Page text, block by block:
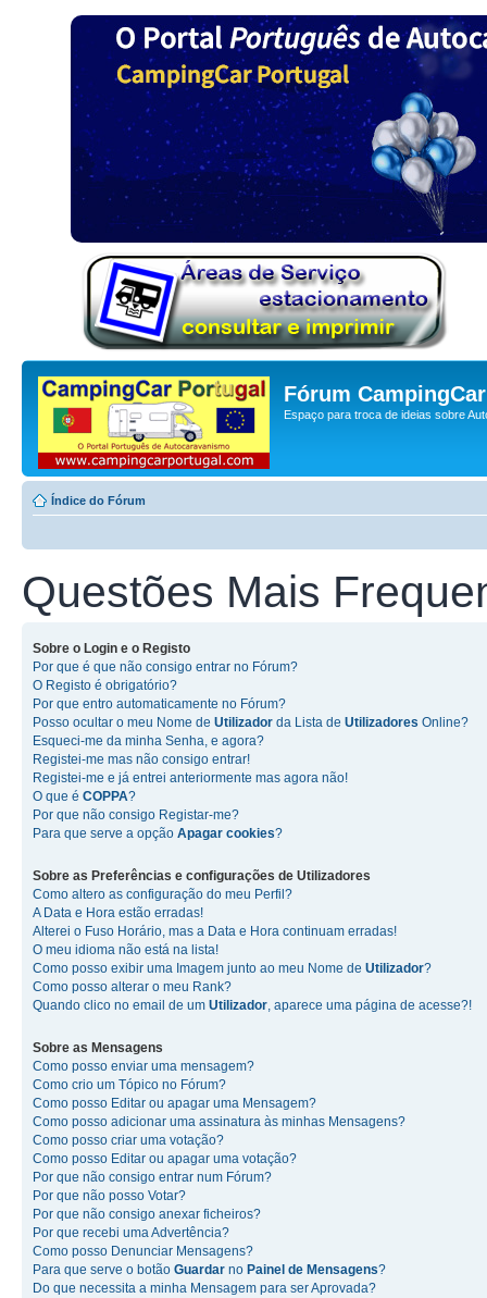
Fórum
Espaço para troca de ideias sobre
Índice do Fórum
Questões Mais
Sobre o Login e o Registo
Por que é que não consigo entrar no Fórum?
O Registo é obrigatório?
Por que entro automaticamente no Fórum?
Posso ocultar o meu Nome de Utilizador da Lista de Utilizadores Online?
Esqueci-me da minha Senha, e agora?
Registei-me mas não consigo entrar!
Registei-me e já entrei anteriormente mas agora não!
O que é COPPA?
Por que não consigo Registar-me?
Para que serve a opção Apagar cookies?
Sobre as Preferências e configurações de Utilizadores
Como altero as configuração do meu Perfil?
A Data e Hora estão erradas!
Alterei o Fuso Horário, mas a Data e Hora continuam erradas!
O meu idioma não está na lista!
Como posso exibir uma Imagem junto ao meu Nome de Utilizador?
Como posso alterar o meu Rank?
Quando clico no email de um Utilizador, aparece uma página de acesse?!
Sobre as Mensagens
Como posso enviar uma mensagem?
Como crio um Tópico no Fórum?
Como posso Editar ou apagar uma Mensagem?
Como posso adicionar uma assinatura às minhas Mensagens?
Como posso criar uma votação?
Como posso Editar ou apagar uma votação?
Por que não consigo entrar num Fórum?
Por que não posso Votar?
Por que não consigo anexar ficheiros?
Por que recebi uma Advertência?
Como posso Denunciar Mensagens?
Para que serve o botão Guardar no Painel de Mensagens?
Do que necessita a minha Mensagem para ser Aprovada?